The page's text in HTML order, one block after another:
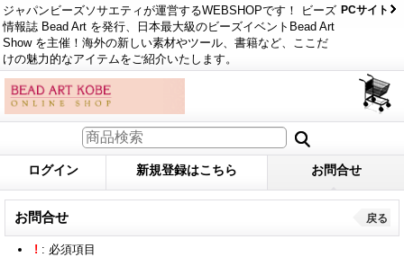
ジャパンビーズソサエティが運営するWEBSHOPです！ ビーズ
情報誌 Bead Art を発行、日本最大級のビーズイベントBead Art
Show を主催！海外の新しい素材やツール、書籍など、ここだ
けの魅力的なアイテムをご紹介いたします。
PCサイト
ログイン 新規登録はこちら お問合せ
お問合せ 戻る
! : 必須項目